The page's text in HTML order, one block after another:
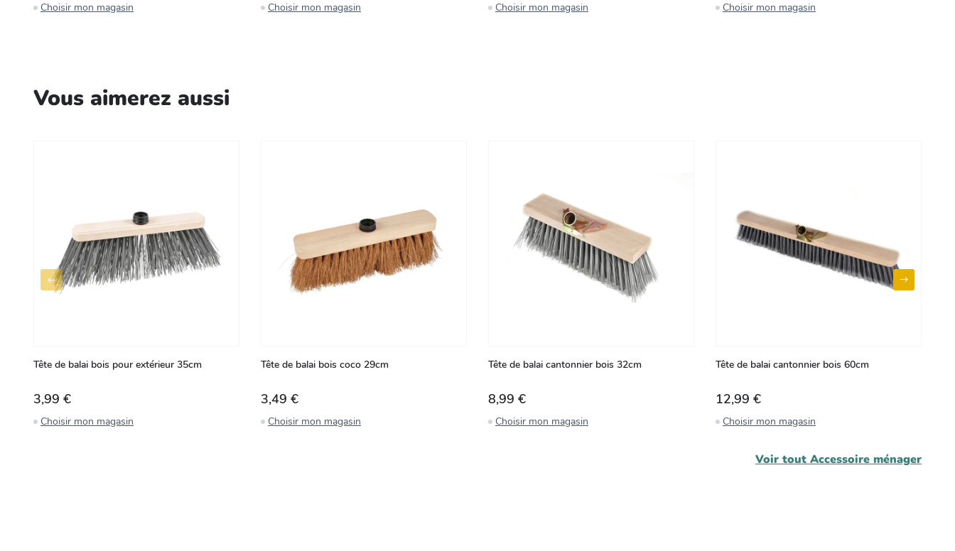
Choisir mon magasin Choisir mon magasin Choisir mon magasin Choisir mon magasin
Vous aimerez aussi
Tête de balai bois pour extérieur 35cm
3,99 €
Choisir mon magasin
Tête de balai bois coco 29cm
3,49 €
Choisir mon magasin
Tête de balai cantonnier bois 32cm
8,99 €
Choisir mon magasin
Tête de balai cantonnier bois 60cm
12,99 €
Choisir mon magasin
Voir tout Accessoire ménager